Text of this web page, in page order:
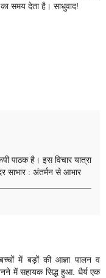
समय देता है। साधुवाद!
पाठक है। इस विचार यात्रा
साभार : अंतर्मन से आभार
में बड़ों की आज्ञा पालन व
में सहायक सिद्ध हुआ. धैर्य एक